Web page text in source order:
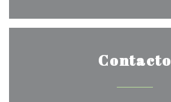
Contacto